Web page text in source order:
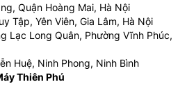
Quận Hoàng Mai, Hà Nội
Tập, Yên Viên, Gia Lâm, Hà Nội
Lạc Long Quân, Phường Vĩnh Phúc,
Huệ, Ninh Phong, Ninh Bình
Thiên Phú